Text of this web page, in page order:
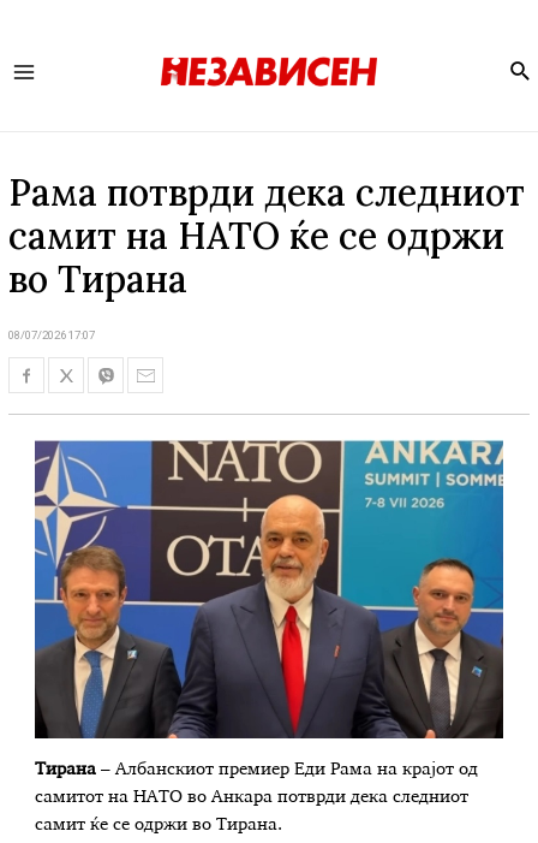
Рама потврди дека следниот
самит на НАТО ќе се одржи
во Тирана
08/07/2026 17:07
Тирана – Албанскиот премиер Еди Рама на крајот од
самитот на НАТО во Анкара потврди дека следниот
самит ќе се одржи во Тирана.